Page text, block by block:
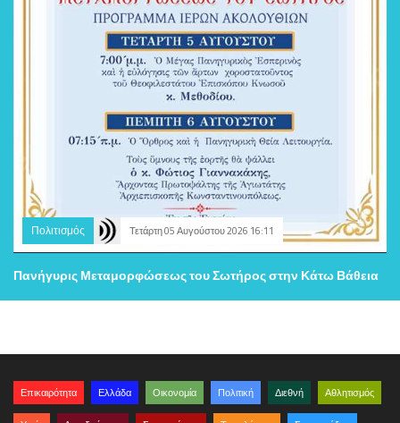
Πολιτισμός Τετάρτη 05 Αυγούστου 2026 16:11
Πανήγυρις Μεταμορφώσεως του Σωτήρος στην Κάτω Βάθεια
Επικαιρότητα Ελλάδα Οικονομία Πολιτική Διεθνή Αθλητισμός